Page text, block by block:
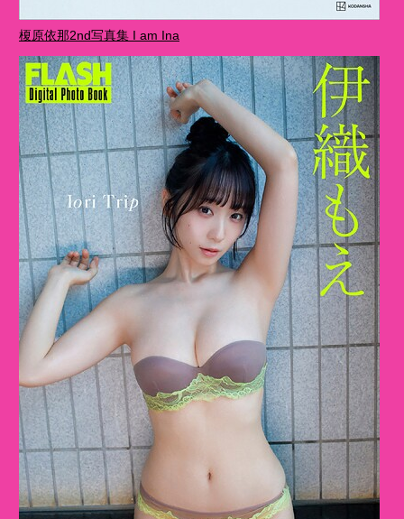
榎原依那2nd写真集 I am Ina